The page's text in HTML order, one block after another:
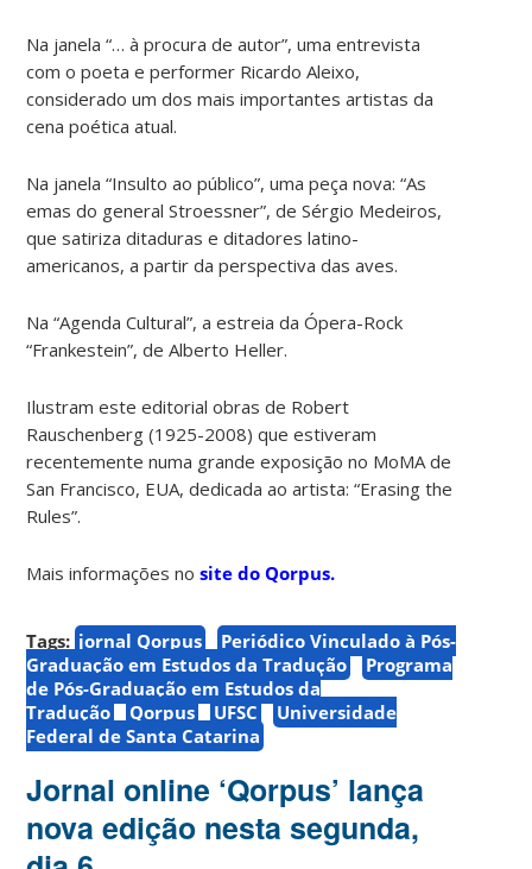
Na janela “… à procura de autor”, uma entrevista
com o poeta e performer Ricardo Aleixo,
considerado um dos mais importantes artistas da
cena poética atual.
Na janela “Insulto ao público”, uma peça nova: “As
emas do general Stroessner”, de Sérgio Medeiros,
que satiriza ditaduras e ditadores latino-
americanos, a partir da perspectiva das aves.
Na “Agenda Cultural”, a estreia da Ópera-Rock
“Frankestein”, de Alberto Heller.
Ilustram este editorial obras de Robert
Rauschenberg (1925-2008) que estiveram
recentemente numa grande exposição no MoMA de
San Francisco, EUA, dedicada ao artista: “Erasing the
Rules”.
Mais informações no site do Qorpus.
Tags: jornal Qorpus
Periódico Vinculado à Pós-
Graduação em Estudos da Tradução
Programa
de Pós-Graduação em Estudos da
Tradução
Qorpus UFSC
Universidade
Federal de Santa Catarina
Jornal online ‘Qorpus’ lança
nova edição nesta segunda,